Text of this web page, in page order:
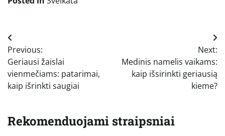
Navigacija
tarp
įrašų
Previous:
Geriausi žaislai
vienmečiams: patarimai,
kaip išrinkti saugiai
Next:
Medinis namelis vaikams:
kaip išsirinkti geriausią
kieme?
Rekomenduojami straipsniai